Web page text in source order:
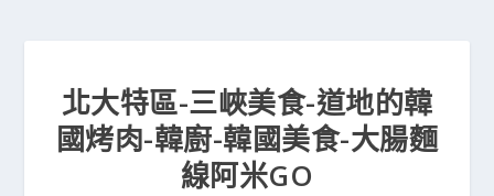
北大特區-三峽美食-道地的韓
國烤肉-韓廚-韓國美食-大腸麵
線阿米GO